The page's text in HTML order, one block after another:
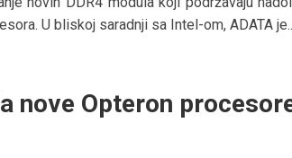
U bliskoj saradnji sa Intel-om, ADATA
nove Opteron